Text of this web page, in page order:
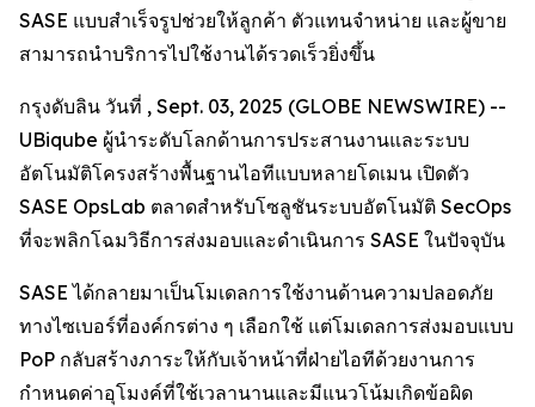
SASE แบบสำเร็จรูปช่วยให้ลูกค้า ตัวแทนจำหน่าย และผู้ขาย
สามารถนำบริการไปใช้งานได้รวดเร็วยิ่งขึ้น
กรุงดับลิน วันที่ , Sept. 03, 2025 (GLOBE NEWSWIRE) --
UBiqube ผู้นำระดับโลกด้านการประสานงานและระบบ
อัตโนมัติโครงสร้างพื้นฐานไอทีแบบหลายโดเมน เปิดตัว
SASE OpsLab ตลาดสำหรับโซลูชันระบบอัตโนมัติ SecOps
ที่จะพลิกโฉมวิธีการส่งมอบและดำเนินการ SASE ในปัจจุบัน
SASE ได้กลายมาเป็นโมเดลการใช้งานด้านความปลอดภัย
ทางไซเบอร์ที่องค์กรต่าง ๆ เลือกใช้ แต่โมเดลการส่งมอบแบบ
PoP กลับสร้างภาระให้กับเจ้าหน้าที่ฝ่ายไอทีด้วยงานการ
กำหนดค่าอุโมงค์ที่ใช้เวลานานและมีแนวโน้มเกิดข้อผิด